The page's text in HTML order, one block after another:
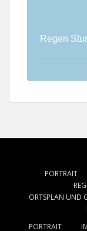
PORTRAIT
ORTSPLAN UND
PORTRAIT